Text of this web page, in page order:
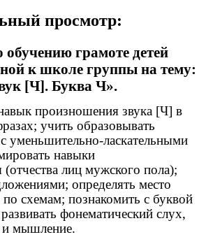
просмотр:
обучению грамоте детей
к школе группы на тему:
[Ч]. Буква Ч».
произношения звука [Ч] в
учить образовывать
уменьшительно-ласкательными
навыки
(отчества лиц мужского пола);
определять место
схемам; познакомить с буквой
фонематический слух,
и мышление.